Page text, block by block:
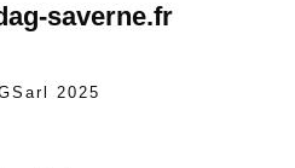
saverne.fr
2025